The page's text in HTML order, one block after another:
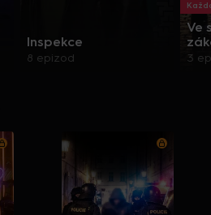
Inspekce
8 epizod
Ve
3